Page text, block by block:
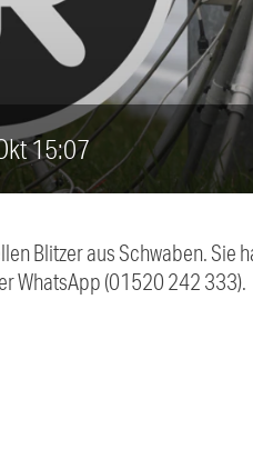
15:07
Blitzer aus Schwaben. Sie
WhatsApp (01520 242 333).